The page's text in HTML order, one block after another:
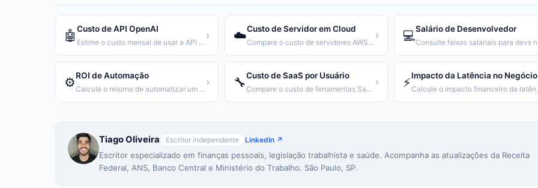
🤖 Custo de API OpenAI
Estime o custo mensal de usar a API da OpenAI
› ☁️Custo de Servidor em Cloud
Compare o custo de servidores AWS, GCP e Azure
› 💻Salário de Desenvolvedor
⚙️ROI de Automação
Calcule o retorno de automatizar um processo repetitivo
› 🔧Custo de SaaS por Usuário
Compare o custo de ferramentas SaaS por usuário ao ano
› ⚡Impacto da Latência no Negócio
Calcule o
Tiago Oliveira Escritor independente LinkedIn ↗
Escritor especializado em finanças pessoais, legislação trabalhista e saúde. Acompanha as atualizações da Receita
Federal, ANS, Banco Central e Ministério do Trabalho. São Paulo, SP.